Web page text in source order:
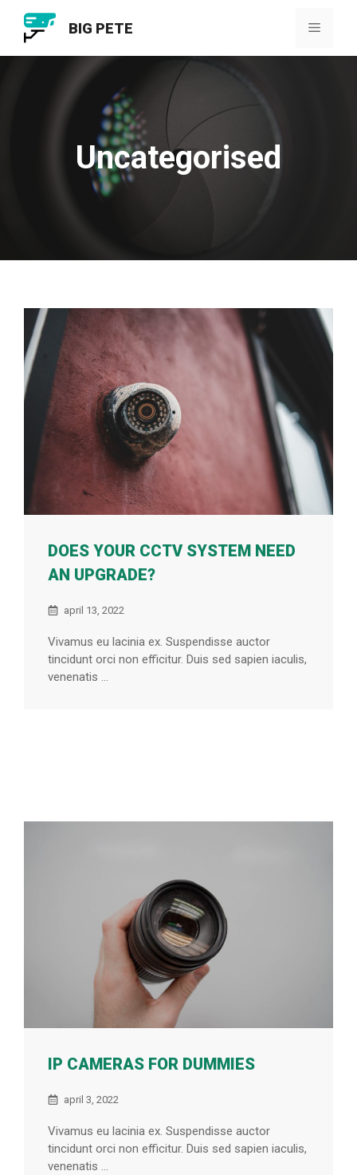
BIG PETE Menu
Uncategorised
DOES YOUR CCTV SYSTEM NEED
AN UPGRADE?
april 13, 2022
Vivamus eu lacinia ex. Suspendisse auctor
tincidunt orci non efficitur. Duis sed sapien iaculis,
venenatis ...
IP CAMERAS FOR DUMMIES
april 3, 2022
Vivamus eu lacinia ex. Suspendisse auctor
tincidunt orci non efficitur. Duis sed sapien iaculis,
venenatis ...